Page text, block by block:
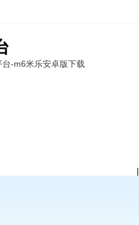
台-m6米乐安卓版下载
|